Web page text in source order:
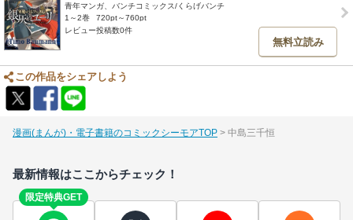
青年マンガ、バンチコミックス/くらげバンチ
1～2巻
720pt～760pt
レビュー投稿数0件
無料立読み
この作品をシェアしよう
漫画(まんが)・電子書籍のコミックシーモアTOP 中島三千恒
最新情報はここからチェック！
限定特典GET